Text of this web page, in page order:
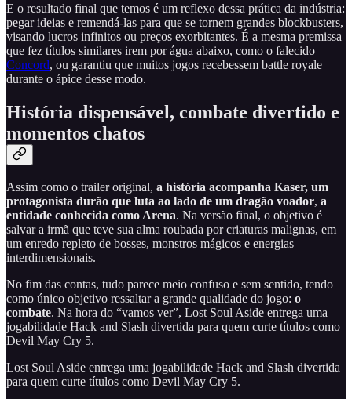
E o resultado final que temos é um reflexo dessa prática da indústria:
pegar ideias e remendá-las para que se tornem grandes blockbusters,
visando lucros infinitos ou preços exorbitantes. É a mesma premissa
que fez títulos similares irem por água abaixo, como o falecido
Concord, ou garantiu que muitos jogos recebessem battle royale
durante o ápice desse modo.
História dispensável, combate divertido e
momentos chatos
Assim como o trailer original, a história acompanha Kaser, um
protagonista durão que luta ao lado de um dragão voador, a
entidade conhecida como Arena. Na versão final, o objetivo é
salvar a irmã que teve sua alma roubada por criaturas malignas, em
um enredo repleto de bosses, monstros mágicos e energias
interdimensionais.
No fim das contas, tudo parece meio confuso e sem sentido, tendo
como único objetivo ressaltar a grande qualidade do jogo: o
combate. Na hora do “vamos ver”, Lost Soul Aside entrega uma
jogabilidade Hack and Slash divertida para quem curte títulos como
Devil May Cry 5.
Lost Soul Aside entrega uma jogabilidade Hack and Slash divertida
para quem curte títulos como Devil May Cry 5.